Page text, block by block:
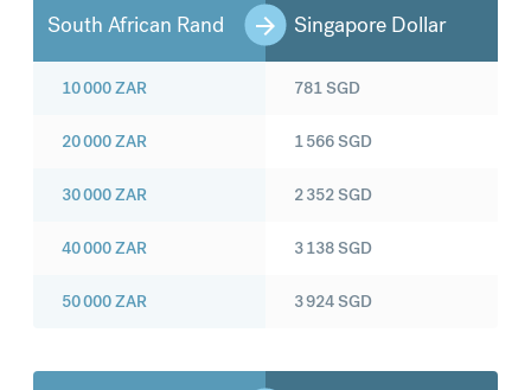
South African Rand Singapore Dollar
10 000ZAR
20 000ZAR
30 000ZAR
40 000ZAR
50 000ZAR
781SGD
1 566SGD
2 352SGD
3 138SGD
3 924SGD